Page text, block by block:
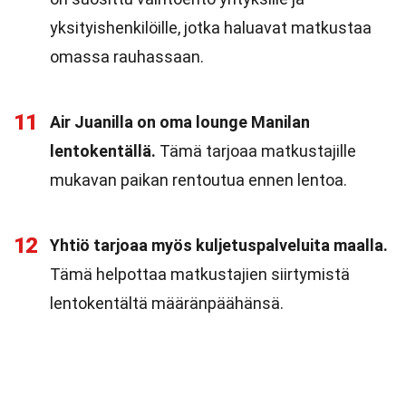
yksityishenkilöille, jotka haluavat matkustaa
omassa rauhassaan.
11
Air Juanilla on oma lounge Manilan
lentokentällä. Tämä tarjoaa matkustajille
mukavan paikan rentoutua ennen lentoa.
12
Yhtiö tarjoaa myös kuljetuspalveluita maalla.
Tämä helpottaa matkustajien siirtymistä
lentokentältä määränpäähänsä.